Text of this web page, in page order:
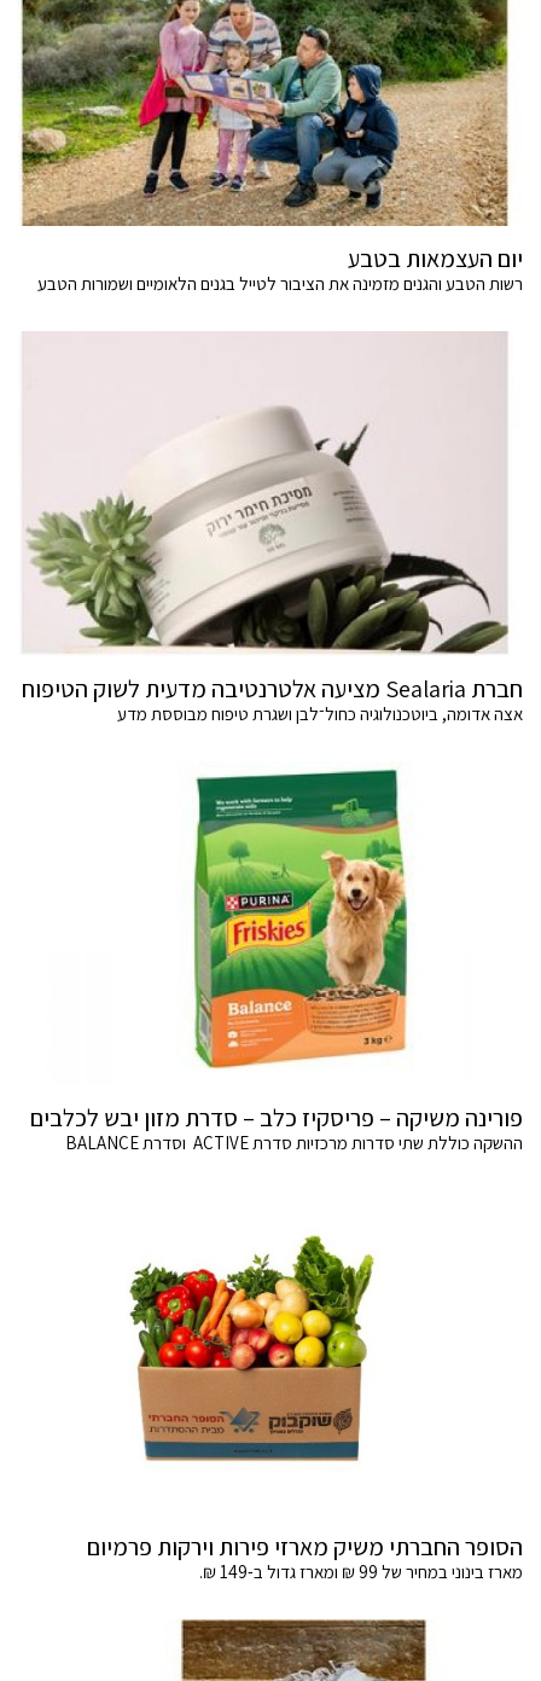
יום העצמאות בטבע
רשות הטבע והגנים מזמינה את הציבור לטייל בגנים הלאומיים ושמורות הטבע
חברת Sealaria מציעה אלטרנטיבה מדעית לשוק הטיפוח
אצה אדומה, ביוטכנולוגיה כחול־לבן ושגרת טיפוח מבוססת מדע
פורינה משיקה – פריסקיז כלב – סדרת מזון יבש לכלבים
ההשקה כוללת שתי סדרות מרכזיות סדרת ACTIVE וסדרת BALANCE
הסופר החברתי משיק מארזי פירות וירקות פרמיום
מארז בינוני במחיר של 99 ₪ ומארז גדול ב-149 ₪.